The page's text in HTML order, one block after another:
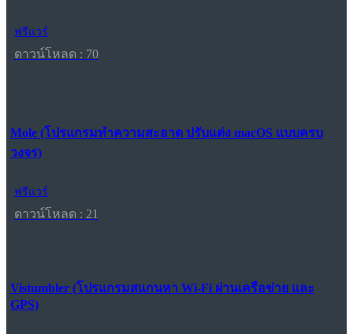
ฟรีแวร์
ดาวน์โหลด : 70
Mole (โปรแกรมทำความสะอาด ปรับแต่ง macOS แบบครบ
วงจร)
ฟรีแวร์
ดาวน์โหลด : 21
Vistumbler (โปรแกรมสแกนหา Wi-Fi ผ่านเครือข่าย และ
GPS)